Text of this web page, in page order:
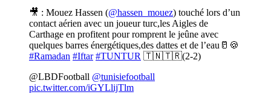
🎥 : Mouez Hassen (@hassen_mouez) touché lors d’un
contact aérien avec un joueur turc,les Aigles de
Carthage en profitent pour romprent le jeûne avec
quelques barres énergétiques,des dattes et de l’eau🥛🍪
#Ramadan #Iftar #TUNTUR 🇹🇳🇹🇷(2-2)
@LBDFootball @tunisiefootball
pic.twitter.com/iGYLlijTlm